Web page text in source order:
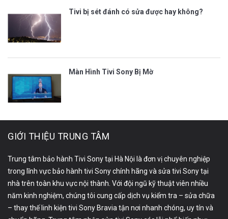
Tivi bị sét đánh có sửa được hay không?
Màn Hình Tivi Sony Bị Mờ
GIỚI THIỆU TRUNG TÂM
Trung tâm bảo hành Tivi Sony tại Hà Nội là đơn vị chuyên nghiệp
trong lĩnh vực bảo hành tivi Sony chính hãng và sửa tivi Sony tại
nhà trên toàn khu vực nội thành. Với đội ngũ kỹ thuật viên nhiều
năm kinh nghiệm, chúng tôi cung cấp dịch vụ kiểm tra – sửa chữa
– thay thế linh kiện tivi Sony Bravia tận nơi nhanh chóng, uy tín và